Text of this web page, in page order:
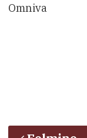
Omniva